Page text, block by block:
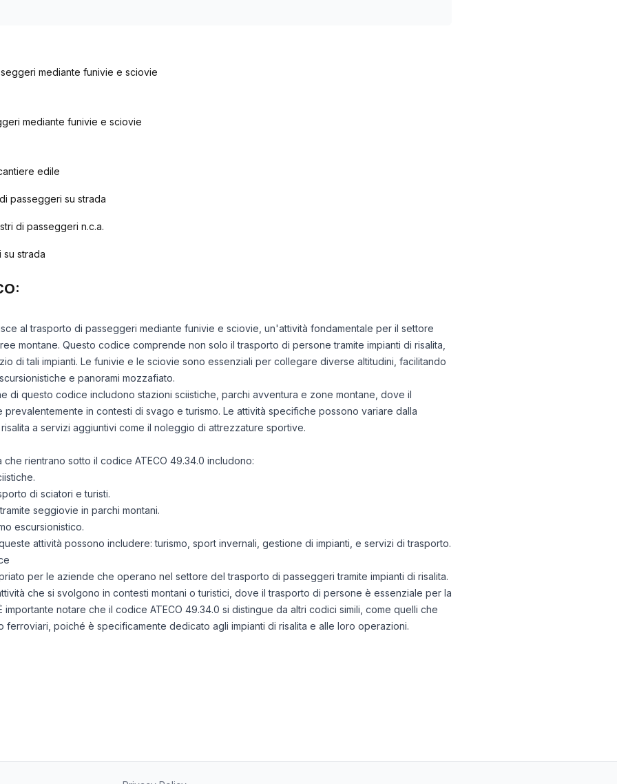
mediante funivie e sciovie
mediante funivie e sciovie
edile
passeggeri su strada
di passeggeri n.c.a.
su strada
al trasporto di passeggeri mediante funivie e sciovie, un'attività fondamentale per il settore
montane. Questo codice comprende non solo il trasporto di persone tramite impianti di risalita,
di tali impianti. Le funivie e le sciovie sono essenziali per collegare diverse altitudini, facilitando
e panorami mozzafiato.
di questo codice includono stazioni sciistiche, parchi avventura e zone montane, dove il
in contesti di svago e turismo. Le attività specifiche possono variare dalla
a servizi aggiuntivi come il noleggio di attrezzature sportive.
rientrano sotto il codice ATECO 49.34.0 includono:
di sciatori e turisti.
seggiovie in parchi montani.
escursionistico.
attività possono includere: turismo, sport invernali, gestione di impianti, e servizi di trasporto.
per le aziende che operano nel settore del trasporto di passeggeri tramite impianti di risalita.
che si svolgono in contesti montani o turistici, dove il trasporto di persone è essenziale per la
notare che il codice ATECO 49.34.0 si distingue da altri codici simili, come quelli che
ferroviari, poiché è specificamente dedicato agli impianti di risalita e alle loro operazioni.